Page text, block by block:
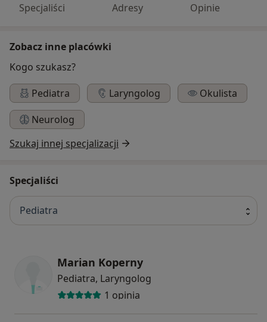
Specjaliści Adresy Opinie
Zobacz inne placówki
Kogo szukasz?
Pediatra
Laryngolog
Okulista
Neurolog
Szukaj innej specjalizacji
Specjaliści
Pediatra
Marian Koperny
Pediatra, Laryngolog
1 opinia